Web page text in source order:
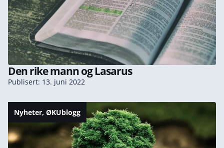
Den rike mann og Lasarus
Publisert: 13. juni 2022
Nyheter, ØKUblogg